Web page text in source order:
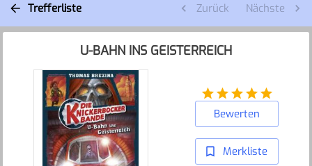
Trefferliste Zurück Nächste
U-BAHN INS GEISTERREICH
Bewerten
Merkliste